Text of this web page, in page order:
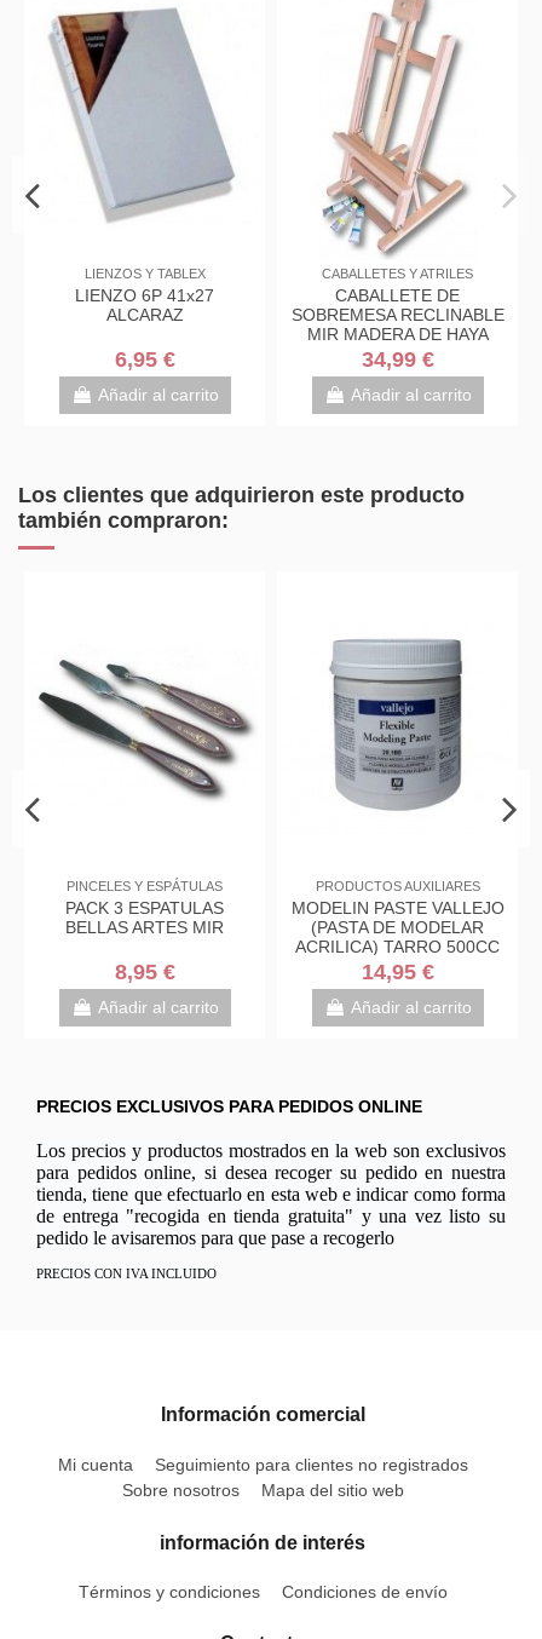
LIENZOS Y TABLEX
LIENZO 6P 41x27
Añadir al carrito
CABALLETES Y
CABALLETE DE
SOBREMESA
MIR MADERA DE
Añadir al
Los clientes que adquirieron este producto
también compraron:
PINCELES Y ESPÁTULAS
PACK 3 ESPATULAS
BELLAS ARTES MIR
8,95 €
Añadir al carrito
PRODUCTOS AUXILIARES
MODELIN PASTE VALLEJO
(PASTA DE MODELAR
ACRILICA) TARRO 500CC
14,95 €
Añadir al carrito
PRECIOS EXCLUSIVOS PARA PEDIDOS ONLINE
Los precios y productos mostrados en la web son exclusivos
para pedidos online, si desea recoger su pedido en nuestra
tienda, tiene que efectuarlo en esta web e indicar como forma
de entrega "recogida en tienda gratuita" y una vez listo su
pedido le avisaremos para que pase a recogerlo
PRECIOS CON IVA INCLUIDO
Información comercial
Mi cuenta
Seguimiento para clientes no registrados
Sobre nosotros
Mapa del sitio web
información de interés
Términos y condiciones Condiciones de envío